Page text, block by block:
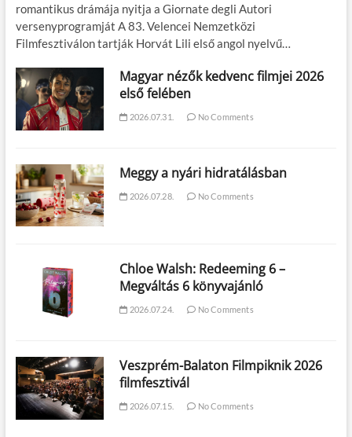
romantikus drámája nyitja a Giornate degli Autori
versenyprogramját A 83. Velencei Nemzetközi
Filmfesztiválon tartják Horvát Lili első angol nyelvű…
Magyar nézők kedvenc filmjei 2026
első felében
2026.07.31. No Comments
Meggy a nyári hidratálásban
2026.07.28. No Comments
Chloe Walsh: Redeeming 6 –
Megváltás 6 könyvajánló
2026.07.24. No Comments
Veszprém-Balaton Filmpiknik 2026
filmfesztivál
2026.07.15. No Comments